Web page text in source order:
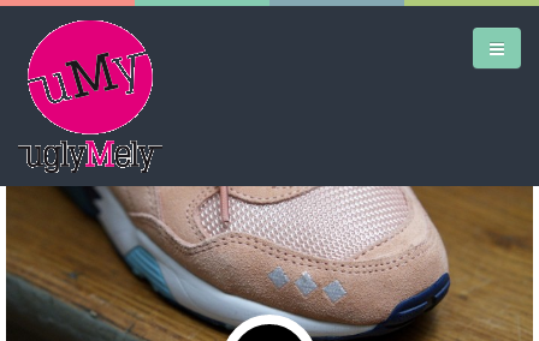
DAILY KICKS
AIRTRAINERPEDIA
STREET ART
Google+